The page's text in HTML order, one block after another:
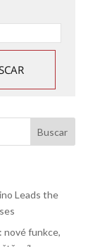
Leads the
nové funkce,